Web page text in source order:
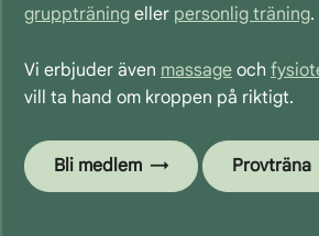
gruppträning eller personlig träning.
Vi erbjuder även massage och
vill ta hand om kroppen på riktigt.
Bli medlem Provträna